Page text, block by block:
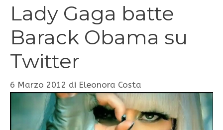
Lady Gaga batte
Barack Obama su
Twitter
6 Marzo 2012 di Eleonora Costa